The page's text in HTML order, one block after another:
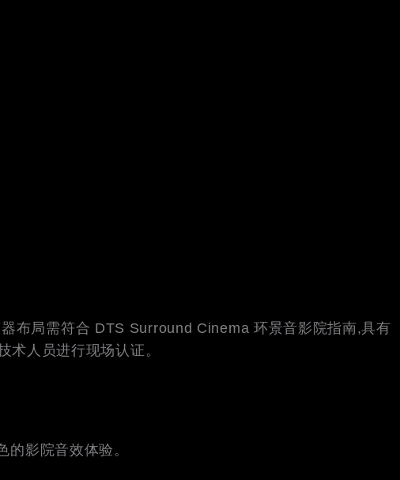
布局需符合 DTS Surround Cinema 环景音影院指南,具有
人员进行现场认证。
影院音效体验。